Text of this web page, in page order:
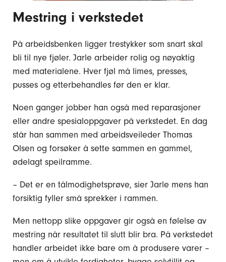
Mestring i verkstedet
På arbeidsbenken ligger trestykker som snart skal
bli til nye fjøler. Jarle arbeider rolig og nøyaktig
med materialene. Hver fjøl må limes, presses,
pusses og etterbehandles før den er klar.
Noen ganger jobber han også med reparasjoner
eller andre spesialoppgaver på verkstedet. En dag
står han sammen med arbeidsveileder Thomas
Olsen og forsøker å sette sammen en gammel,
ødelagt speilramme.
– Det er en tålmodighetsprøve, sier Jarle mens han
forsiktig fyller små sprekker i rammen.
Men nettopp slike oppgaver gir også en følelse av
mestring når resultatet til slutt blir bra. På verkstedet
handler arbeidet ikke bare om å produsere varer –